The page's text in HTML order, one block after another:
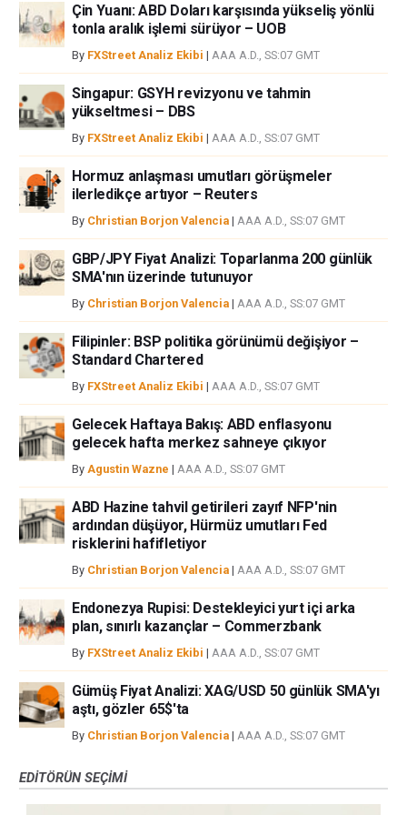
FXStreet’de verilen herhangi bir görüş, haber, araştırma, analiz, fiyatlar
veya fxstreet.comtarafından bu sitede yayınlanan bilgiler çalışanlar,
ortaklar yada katkıda bulunanlar tarafından genel piyasa yorumu olarak
bilgilerin kullanımı nedeniyle doğrudan yada dolaylı olarak ortaya
çıkabilecek herhangi bir kar kaybı herhangi bir sınırlama olmaksızın
herhangi bir kayıp ya da hasar için sorumluluk kabul etmemektedir.
Çin Yuanı: ABD Doları karşısında yükseliş yönlü
tonla aralık işlemi sürüyor – UOB
By FXStreet Analiz Ekibi | AAA A.D., SS:07 GMT
Singapur: GSYH revizyonu ve tahmin
yükseltmesi – DBS
By FXStreet Analiz Ekibi | AAA A.D., SS:07 GMT
Hormuz anlaşması umutları görüşmeler
ilerledikçe artıyor – Reuters
By Christian Borjon Valencia | AAA A.D., SS:07 GMT
GBP/JPY Fiyat Analizi: Toparlanma 200 günlük
SMA'nın üzerinde tutunuyor
By Christian Borjon Valencia | AAA A.D., SS:07 GMT
Filipinler: BSP politika görünümü değişiyor –
Standard Chartered
By FXStreet Analiz Ekibi | AAA A.D., SS:07 GMT
Gelecek Haftaya Bakış: ABD enflasyonu
gelecek hafta merkez sahneye çıkıyor
By Agustin Wazne | AAA A.D., SS:07 GMT
ABD Hazine tahvil getirileri zayıf NFP'nin
ardından düşüyor, Hürmüz umutları Fed
risklerini hafifletiyor
By Christian Borjon Valencia | AAA A.D., SS:07 GMT
Endonezya Rupisi: Destekleyici yurt içi arka
plan, sınırlı kazançlar – Commerzbank
By FXStreet Analiz Ekibi | AAA A.D., SS:07 GMT
Gümüş Fiyat Analizi: XAG/USD 50 günlük SMA'yı
aştı, gözler 65$'ta
By Christian Borjon Valencia | AAA A.D., SS:07 GMT
EDITÖRÜN SEÇIMI